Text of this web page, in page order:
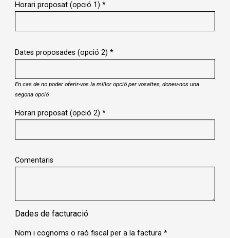
Horari proposat (opció 1) *
Dates proposades (opció 2) *
En cas de no poder oferir-vos la millor opció per vosaltes, doneu-nos una
segona opció
Horari proposat (opció 2) *
Comentaris
Dades de facturació
Nom i cognoms o raó fiscal per a la factura *